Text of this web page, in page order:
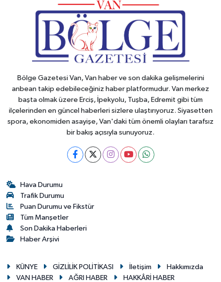
Bölge Gazetesi Van, Van haber ve son dakika gelişmelerini
anbean takip edebileceğiniz haber platformudur. Van merkez
başta olmak üzere Erciş, İpekyolu, Tuşba, Edremit gibi tüm
ilçelerinden en güncel haberleri sizlere ulaştırıyoruz. Siyasetten
spora, ekonomiden asayişe, Van'daki tüm önemli olayları tarafsız
bir bakış açısıyla sunuyoruz.
Hava Durumu
Trafik Durumu
Puan Durumu ve Fikstür
Tüm Manşetler
Son Dakika Haberleri
Haber Arşivi
KÜNYE GİZLİLİK POLİTİKASI İletişim
Hakkımızda
VAN HABER
AĞRI HABER
HAKKÂRİ HABER